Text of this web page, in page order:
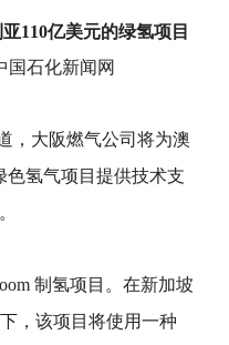
110亿美元的绿氢项目
国石化新闻网
，大阪燃气公司将为澳
色氢气项目提供技术支
制氢项目。在新加坡
，该项目将使用一种